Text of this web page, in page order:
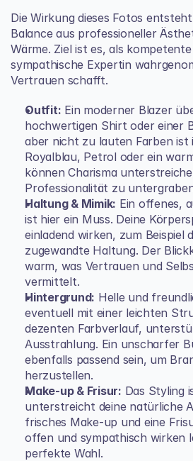
Die Wirkung dieses Fotos
Balance aus professioneller
Wärme. Ziel ist es, als
sympathische Expertin
Vertrauen schafft.
Outfit: Ein moderner Blazer
hochwertigen Shirt oder einer
aber nicht zu lauten Farben ist
Royalblau, Petrol oder ein
können Charisma
Professionalität zu
Haltung & Mimik: Ein offenes,
ist hier ein Muss. Deine
einladend wirken, zum Beispiel
zugewandte Haltung. Der
warm, was Vertrauen und
vermittelt.
Hintergrund: Helle und
eventuell mit einer leichten
dezenten Farbverlauf,
Ausstrahlung. Ein unscharfer
ebenfalls passend sein, um
herzustellen.
Make-up & Frisur: Das Styling
unterstreicht deine natürliche
frisches Make-up und eine
offen und sympathisch wirken
perfekte Wahl.